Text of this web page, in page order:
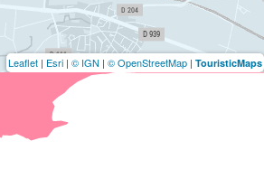
Leaflet | Esri | © IGN | © OpenStreetMap | TouristicMaps